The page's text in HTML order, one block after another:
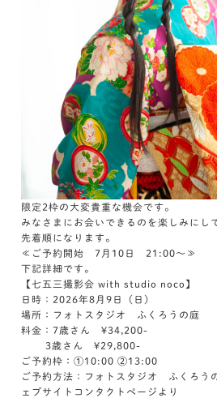
限定2枠の大変貴重な機会です。
みなさまにお会いできるのを楽しみにし
先着順になります。
≪ご予約開始 7月10日 21:00～≫
下記詳細です。
【七五三撮影会 with studio noco】
日時：2026年8月9日（日）
場所：フォトスタジオ ふくろうの庭
料金：7歳さん ¥34,200-
3歳さん ¥29,800-
ご予約枠：①10:00 ②13:00
ご予約方法：フォトスタジオ ふくろう
ェブサイトコンタクトページより